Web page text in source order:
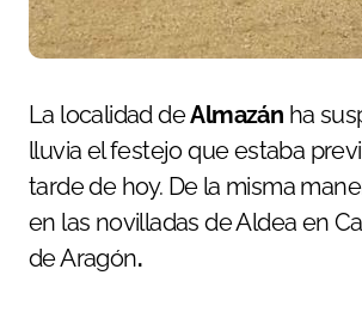
La localidad deAlmazán ha
lluvia el festejo que estaba
tarde de hoy. De la misma
en las novilladas de Aldea en
de Aragón.